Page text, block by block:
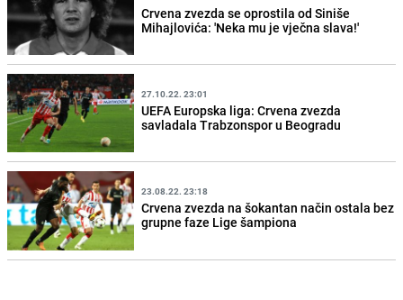
Crvena zvezda se oprostila od Siniše
Mihajlovića: 'Neka mu je vječna slava!'
27.10.22. 23:01
UEFA Europska liga: Crvena zvezda
savladala Trabzonspor u Beogradu
23.08.22. 23:18
Crvena zvezda na šokantan način ostala bez
grupne faze Lige šampiona